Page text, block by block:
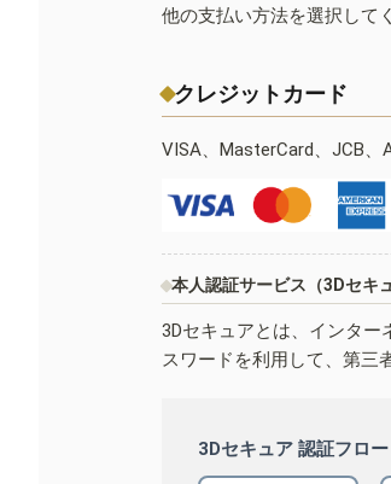
他の支払い方法を選択して
クレジットカード
VISA、MasterCard、JCB、
本人認証サービス（3Dセキ
3Dセキュアとは、インタ
スワードを利用して、第三
3Dセキュア 認証フロー